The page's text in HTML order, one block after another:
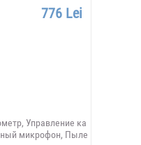
776 Lei
Управление ка
микрофон, Пыле